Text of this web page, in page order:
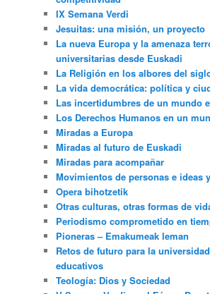
IX Semana Verdi
Jesuitas: una misión, un proyecto
La nueva Europa y la amenaza
universitarias desde Euskadi
La Religión en los albores del
La vida democrática: política y
Las incertidumbres de un mundo
Los Derechos Humanos en un
Miradas a Europa
Miradas al futuro de Euskadi
Miradas para acompañar
Movimientos de personas e ideas
Opera bihotzetik
Otras culturas, otras formas de
Periodismo comprometido en
Pioneras – Emakumeak leman
Retos de futuro para la
educativos
Teología: Dios y Sociedad